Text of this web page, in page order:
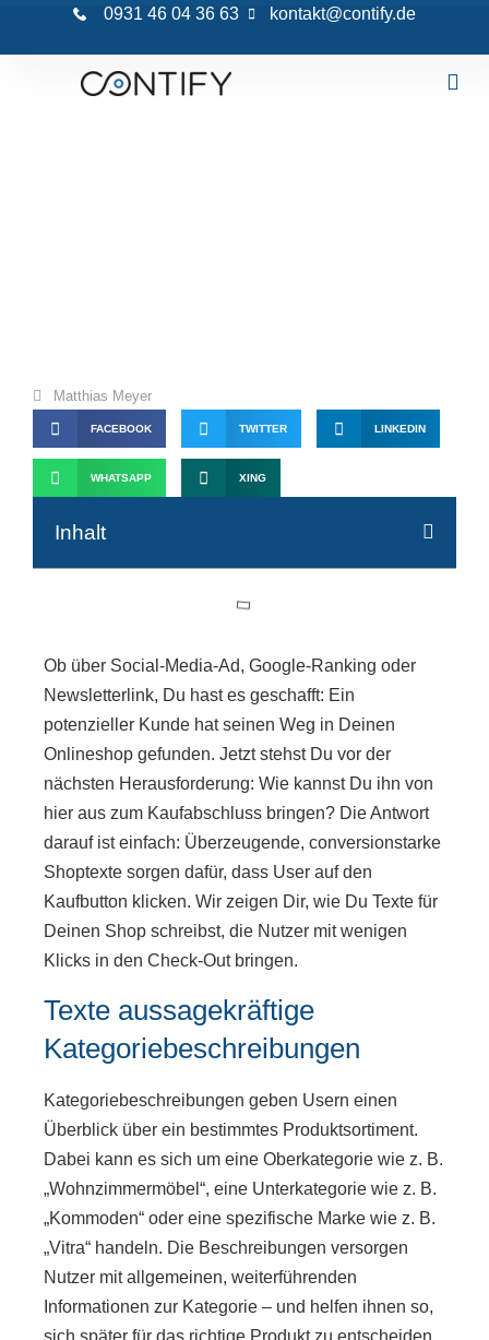
0931 46 04 36 63 kontakt@contify.de
Matthias Meyer
FACEBOOK TWITTER LINKEDIN
WHATSAPP XING
Inhalt
Ob über Social-Media-Ad, Google-Ranking oder
Newsletterlink, Du hast es geschafft: Ein
potenzieller Kunde hat seinen Weg in Deinen
Onlineshop gefunden. Jetzt stehst Du vor der
nächsten Herausforderung: Wie kannst Du ihn von
hier aus zum Kaufabschluss bringen? Die Antwort
darauf ist einfach: Überzeugende, conversionstarke
Shoptexte sorgen dafür, dass User auf den
Kaufbutton klicken. Wir zeigen Dir, wie Du Texte für
Deinen Shop schreibst, die Nutzer mit wenigen
Klicks in den Check-Out bringen.
Texte aussagekräftige
Kategoriebeschreibungen
Kategoriebeschreibungen geben Usern einen
Überblick über ein bestimmtes Produktsortiment.
Dabei kann es sich um eine Oberkategorie wie z. B.
„Wohnzimmermöbel“, eine Unterkategorie wie z. B.
„Kommoden“ oder eine spezifische Marke wie z. B.
„Vitra“ handeln. Die Beschreibungen versorgen
Nutzer mit allgemeinen, weiterführenden
Informationen zur Kategorie – und helfen ihnen so,
sich später für das richtige Produkt zu entscheiden.